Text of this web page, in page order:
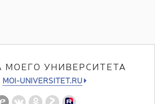
МОЕГО УНИВЕРСИТЕТА
MOI-UNIVERSITET.RU